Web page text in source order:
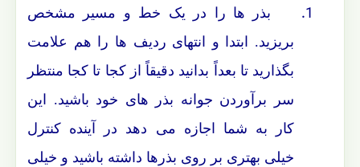
1.
بذر ها را در یک خط و مسیر مشخص
بریزید. ابتدا و انتهای ردیف ها را هم علامت
بگذارید تا بعداً بدانید دقیقاً از کجا تا کجا منتظر
سر برآوردن جوانه بذر های خود باشید. این
کار به شما اجازه می دهد در آینده کنترل
خیلی بهتری بر روی بذرها داشته باشید و خیلی